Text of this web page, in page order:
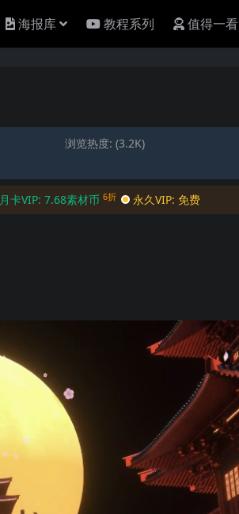
海报库 教程系列 值得一看
浏览热度: (3.2K)
月卡VIP: 7.68素材币 6折 永久VIP: 免费